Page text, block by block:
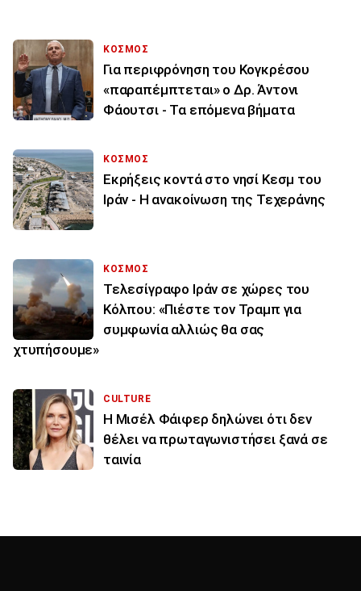
ΚΟΣΜΟΣ
Για περιφρόνηση του Κογκρέσου
«παραπέμπτεται» ο Δρ. Άντονι
Φάουτσι - Τα επόμενα βήματα
ΚΟΣΜΟΣ
Εκρήξεις κοντά στο νησί Κεσμ του
Ιράν - Η ανακοίνωση της Τεχεράνης
ΚΟΣΜΟΣ
Τελεσίγραφο Ιράν σε χώρες του
Κόλπου: «Πιέστε τον Τραμπ για
συμφωνία αλλιώς θα σας
χτυπήσουμε»
CULTURE
Η Μισέλ Φάιφερ δηλώνει ότι δεν
θέλει να πρωταγωνιστήσει ξανά σε
ταινία